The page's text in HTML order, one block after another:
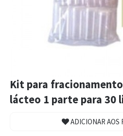
Kit para
lácteo 1 parte para 30
ADICIONAR AOS